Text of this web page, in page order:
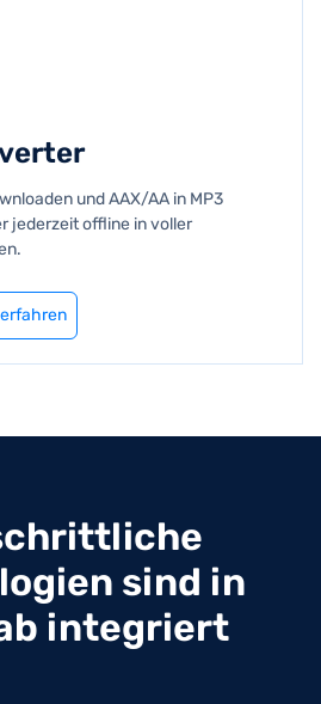
und AAX/AA in MP3
jederzeit offline in voller
sind in
integriert